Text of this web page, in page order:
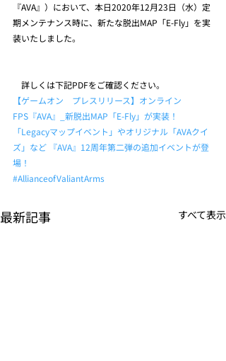
『AVA』）において、本日2020年12月23日（水）定
期メンテナンス時に、新たな脱出MAP「E-Fly」を実
装いたしました。
詳しくは下記PDFをご確認ください。
【ゲームオン　プレスリリース】オンライン
FPS『AVA』_新脱出MAP「E-Fly」が実装！
「Legacyマップイベント」やオリジナル「AVAクイ
ズ」など 『AVA』12周年第二弾の追加イベントが登
場！
#AllianceofValiantArms
最新記事 すべて表示